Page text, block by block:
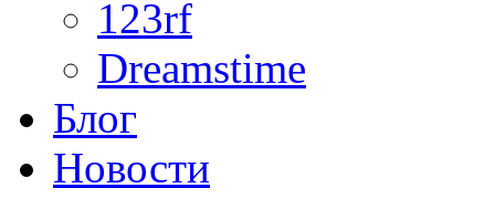
123rf
Dreamstime
Блог
Новости